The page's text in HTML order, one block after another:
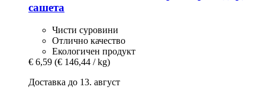
сашета
Чисти суровини
Отлично качество
Екологичен продукт
€ 6,59 (€ 146,44 / kg)
Доставка до 13. август